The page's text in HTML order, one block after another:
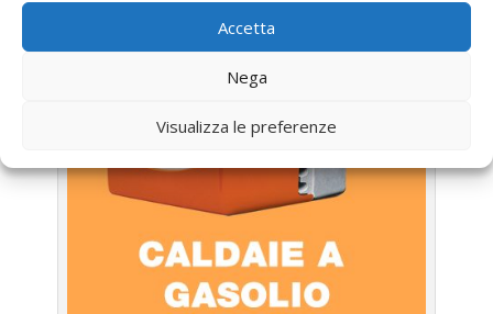
Accetta
Nega
Visualizza le preferenze